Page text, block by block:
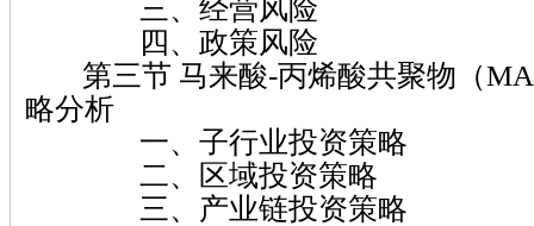
三、经营风险
四、政策风险
第三节 马来酸-丙烯酸共聚物（
略分析
一、子行业投资策略
二、区域投资策略
三、产业链投资策略